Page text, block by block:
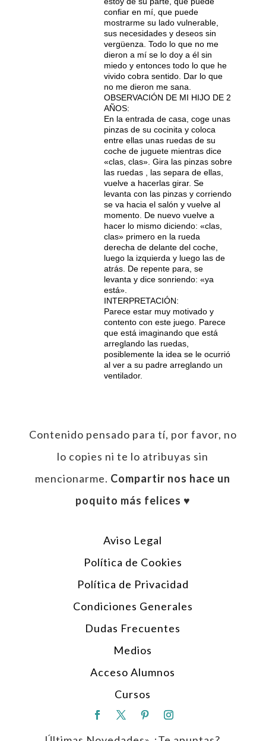
confiar en mí, que puede
mostrarme su lado vulnerable,
sus necesidades y deseos sin
vergüenza. Todo lo que no me
dieron a mí se lo doy a él sin
miedo y entonces todo lo que he
vivido cobra sentido. Dar lo que
no me dieron me sana.
OBSERVACIÓN DE MI HIJO DE 2
AÑOS:
En la entrada de casa, coge unas
pinzas de su cocinita y coloca
entre ellas unas ruedas de su
coche de juguete mientras dice
«clas, clas». Gira las pinzas sobre
las ruedas , las separa de ellas,
vuelve a hacerlas girar. Se
levanta con las pinzas y corriendo
se va hacia el salón y vuelve al
momento. De nuevo vuelve a
hacer lo mismo diciendo: «clas,
clas» primero en la rueda
derecha de delante del coche,
luego la izquierda y luego las de
atrás. De repente para, se
levanta y dice sonriendo: «ya
está».
INTERPRETACIÓN:
Parece estar muy motivado y
contento con este juego. Parece
que está imaginando que está
arreglando las ruedas,
posiblemente la idea se le ocurrió
al ver a su padre arreglando un
ventilador.
Contenido pensado para tí, por favor, no
lo copies ni te lo atribuyas sin
mencionarme. Compartir nos hace un
poquito más felices ♥︎
Aviso Legal
Política de Cookies
Política de Privacidad
Condiciones Generales
Dudas Frecuentes
Medios
Acceso Alumnos
Cursos